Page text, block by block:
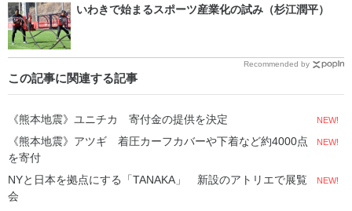
いわきで始まるスポーツ産業化の試み（杉江潤平）
Recommended by
この記事に関連する記事
《熊本地震》ユニチカ 寄付金の提供を決定 NEW!
《熊本地震》アツギ 着圧カーフカバーや下着など約4000点
を寄付
NEW!
NYと日本を拠点にする「TANAKA」 新設のアトリエで展覧
会
NEW!